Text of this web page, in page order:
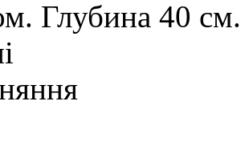
Глубина 40 см.